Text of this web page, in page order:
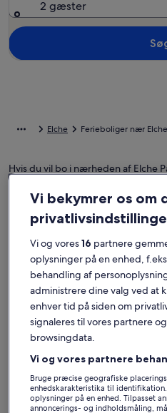
2 gæster
Elche Ferieboliger nær
Hvis du vil bo i nærheden af Elche
du lejer en feriebolig med venner,
faciliteter, du behøver, som f.eks.
nemt finde et overnatningssted,
Find
Søg efter huse Søg
Vi bekymrer os om
Vi og vores16 partnere
oplysninger på en enhed,
behandling af
administrere dine valg ved at
enhver tid på siden om
signaleres til vores partnere
browsingdata.
Vi og vores partnere
Bruge præcise geografiske
enhedskarakteristika til
oplysninger på en enhed. Tilpasset
annoncerings- og indholdsmåling,